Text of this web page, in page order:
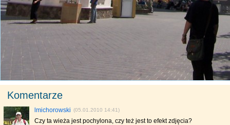
Komentarze
lmichorowski (05.01.2010 14:41)
Czy ta wieża jest pochylona, czy też jest to efekt zdjęcia?